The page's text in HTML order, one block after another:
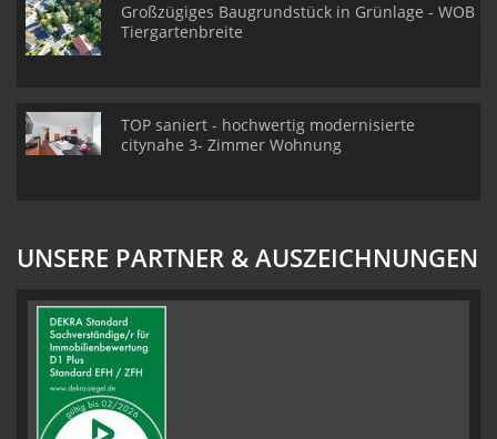
Großzügiges Baugrundstück in Grünlage - WOB
Tiergartenbreite
TOP saniert - hochwertig modernisierte
citynahe 3- Zimmer Wohnung
UNSERE PARTNER & AUSZEICHNUNGEN